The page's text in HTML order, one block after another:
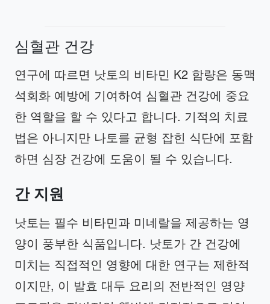
심혈관 건강
연구에 따르면 낫토의 비타민 K2 함량은 동맥
석회화 예방에 기여하여 심혈관 건강에 중요
한 역할을 할 수 있다고 합니다. 기적의 치료
법은 아니지만 나토를 균형 잡힌 식단에 포함
하면 심장 건강에 도움이 될 수 있습니다.
간 지원
낫토는 필수 비타민과 미네랄을 제공하는 영
양이 풍부한 식품입니다. 낫토가 간 건강에
미치는 직접적인 영향에 대한 연구는 제한적
이지만, 이 발효 대두 요리의 전반적인 영양